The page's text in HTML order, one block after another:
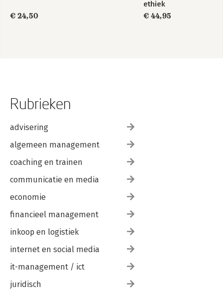
€ 24,50
ethiek
€ 44,95
Rubrieken
advisering
algemeen management
coaching en trainen
communicatie en media
economie
financieel management
inkoop en logistiek
internet en social media
it-management / ict
juridisch